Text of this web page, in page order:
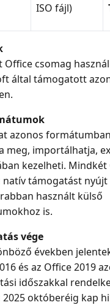
ISO fájl)
Office csomag
által támogatott
azonos
meg, importálhatja,
kezelheti. Mindkét
natív támogatást nyújt
használt külső
is.
vége
években
és az Office 2019
időszakkal
2025 októberéig kap